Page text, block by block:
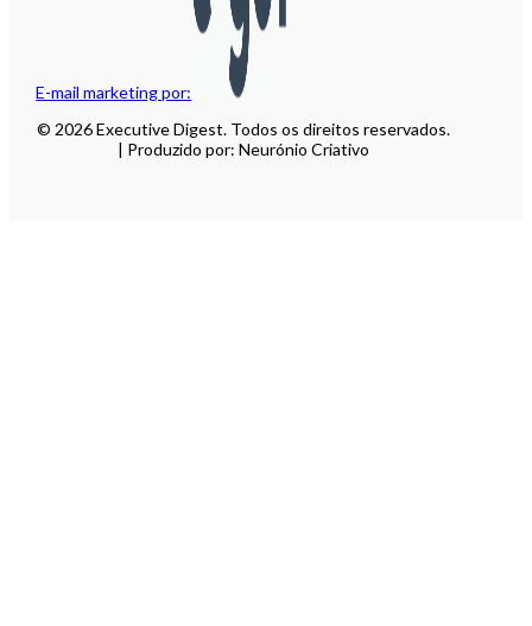
E-mail marketing por:
© 2026 Executive Digest. Todos os direitos reservados.
| Produzido por: Neurónio Criativo